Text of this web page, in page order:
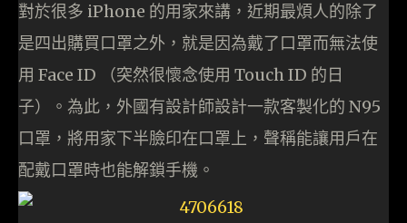
對於很多 iPhone 的用家來講，近期最煩人的除了
是四出購買口罩之外，就是因為戴了口罩而無法使
用 Face ID （突然很懷念使用 Touch ID 的日
子）。為此，外國有設計師設計一款客製化的 N95
口罩，將用家下半臉印在口罩上，聲稱能讓用戶在
配戴口罩時也能解鎖手機。